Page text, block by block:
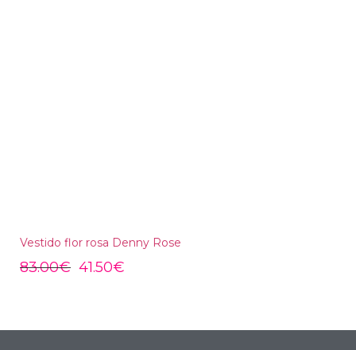
Vestido flor rosa Denny Rose
83.00€ 41.50€